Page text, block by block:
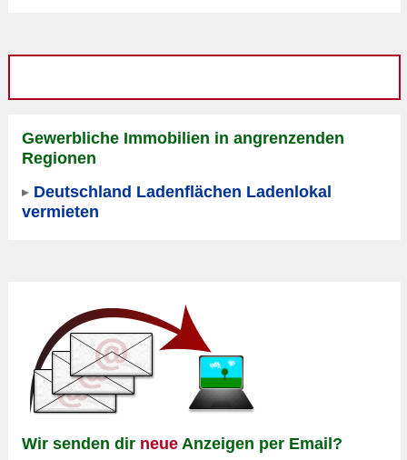
Gewerbliche Immobilien in angrenzenden
Regionen
Deutschland Ladenflächen Ladenlokal
vermieten
Wir senden dir neue Anzeigen per Email?